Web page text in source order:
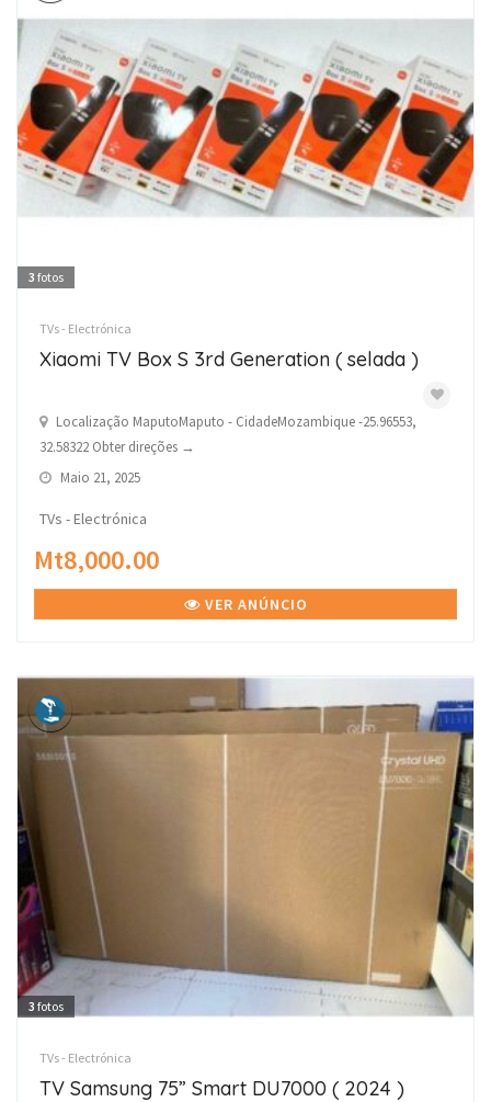
3 fotos
TVs - Electrónica
Xiaomi TV Box S 3rd Generation ( selada )
Localização MaputoMaputo - CidadeMozambique -25.96553,
32.58322 Obter direções →
Maio 21, 2025
TVs - Electrónica
Mt8,000.00
VER ANÚNCIO
3 fotos
TVs - Electrónica
TV Samsung 75” Smart DU7000 ( 2024 )